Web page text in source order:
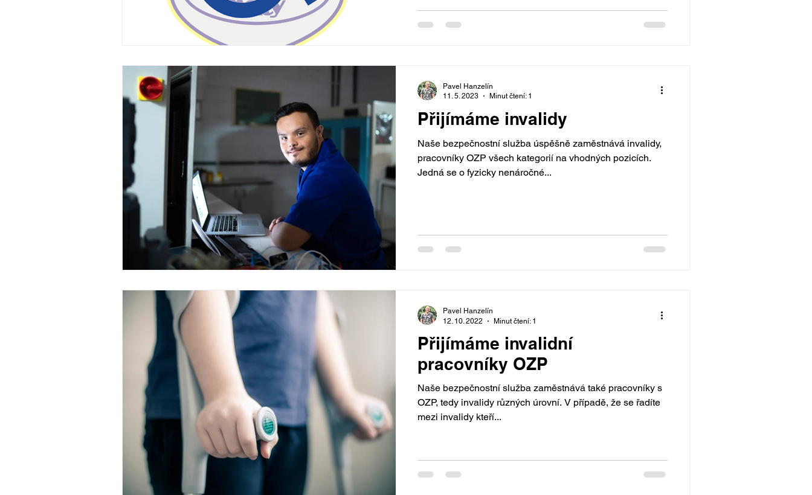
Přijímáme invalidy
Naše bezpečnostní služba úspěšně zaměstnává invalidy,
pracovníky OZP všech kategorií na vhodných pozicích.
Jedná se o fyzicky nenáročné...
Pavel Hanzelín
11. 5. 2023
Minut čtení: 1
Přijímáme invalidní
pracovníky OZP
Naše bezpečnostní služba zaměstnává také pracovníky s
OZP, tedy invalidy různých úrovní. V případě, že se řadíte
mezi invalidy kteří...
Pavel Hanzelín
12. 10. 2022
Minut čtení: 1